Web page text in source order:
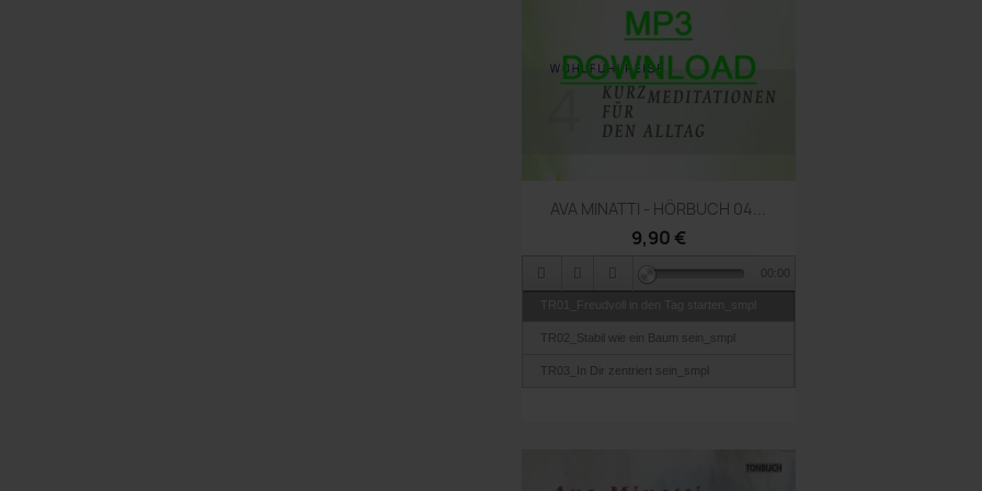
Vorschau
AVA MINATTI - HÖRBUCH 04...
9,90 €
TR01_Freudvoll in den Tag starten_smpl
TR02_Stabil wie ein Baum sein_smpl
TR03_In Dir zentriert sein_smpl
00:00